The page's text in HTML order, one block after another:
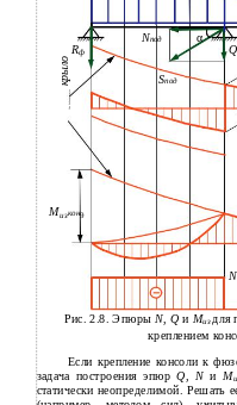
Rф
Nпод
α
крыло Sпод
Свободнонесущее
Мизкон9
N
Рис. 2.8. ЭпюрыN, Qи Миздля
креплением
Если крепление консоли к
задача построения эпюрQ, Nи М
статически неопределимой.